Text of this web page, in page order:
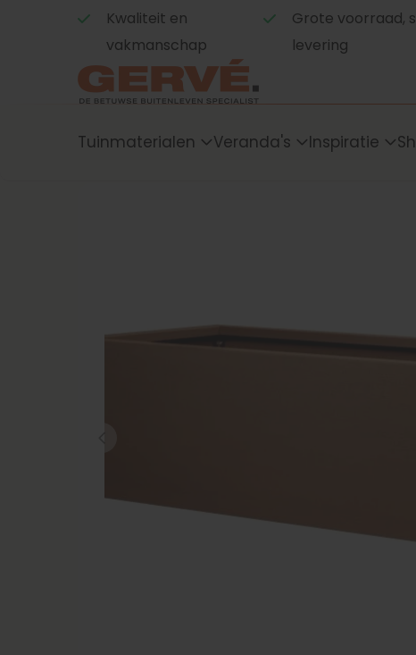
Kwaliteit en
vakmanschap
Grote voorraad,
levering
Tuinmaterialen Veranda's Inspiratie